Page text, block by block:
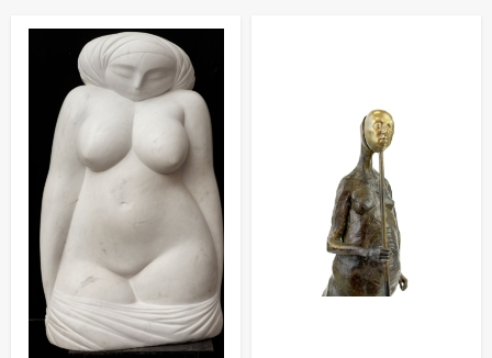
Скульптура є однією з форм пластичного мистецтва, яка
художньо формує навколишній простір та наповнює його
естетикою та змістом. Поряд з архітектурою, вона створює
особливу атмосферу у побуті та інтер'єрі. Твори декоративно-
ужиткового мистецтва, до яких часто відносять і малі форми
скульптури, мають такі особливості:
Естетична якість:
Кожен твір не тільки функціональний, а й
тішить погляд.
Художній ефект:
Образи та форми втілюють творчі задуми
автора.
Прикраса інтер'єру:Скульптура покликана доповнювати
простір та формувати стиль.